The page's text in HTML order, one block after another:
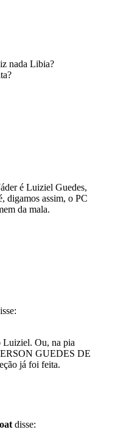
nada Libia?
é Luiziel Guedes,
digamos assim, o PC
da mala.
Luiziel. Ou, na pia
GUEDES DE
já foi feita.
disse: